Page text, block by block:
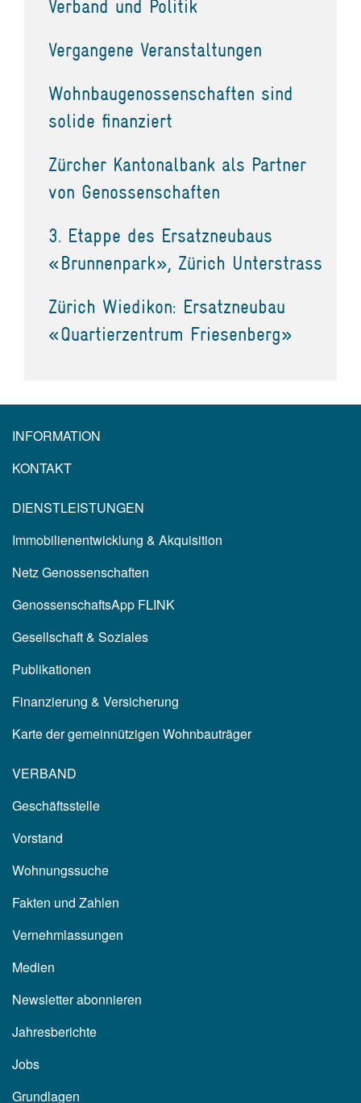
Verband und Politik
Vergangene Veranstaltungen
Wohnbaugenossenschaften sind
solide finanziert
Zürcher Kantonalbank als Partner
von Genossenschaften
3. Etappe des Ersatzneubaus
«Brunnenpark», Zürich Unterstrass
Zürich Wiedikon: Ersatzneubau
«Quartierzentrum Friesenberg»
INFORMATION
KONTAKT
DIENSTLEISTUNGEN
Immobilienentwicklung & Akquisition
Netz Genossenschaften
GenossenschaftsApp FLINK
Gesellschaft & Soziales
Publikationen
Finanzierung & Versicherung
Karte der gemeinnützigen Wohnbauträger
VERBAND
Geschäftsstelle
Vorstand
Wohnungssuche
Fakten und Zahlen
Vernehmlassungen
Medien
Newsletter abonnieren
Jahresberichte
Jobs
Grundlagen